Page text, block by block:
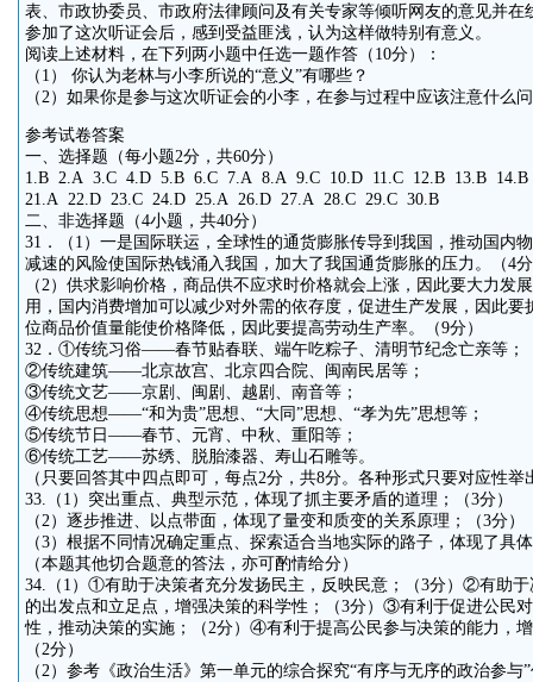
表、市政协委员、市政府法律顾问及有关专家等倾听网友的意见并在
参加了这次听证会后，感到受益匪浅，认为这样做特别有意义。
阅读上述材料，在下列两小题中任选一题作答（10分）：
（1） 你认为老林与小李所说的“意义”有哪些？
（2）如果你是参与这次听证会的小李，在参与过程中应该注意什么
参考试卷答案
一、选择题（每小题2分，共60分）
1.B 2.A 3.C 4.D 5.B 6.C 7.A 8.A 9.C 10.D 11.C 12.B 13.B
21.A 22.D 23.C 24.D 25.A 26.D 27.A 28.C 29.C 30.B
二、非选择题（4小题，共40分）
31．（1）一是国际联运，全球性的通货膨胀传导到我国，推动国内
减速的风险使国际热钱涌入我国，加大了我国通货膨胀的压力。（4
（2）供求影响价格，商品供不应求时价格就会上涨，因此要大力发
用，国内消费增加可以减少对外需的依存度，促进生产发展，因此
位商品价值量能使价格降低，因此要提高劳动生产率。（9分）
32．①传统习俗——春节贴春联、端午吃粽子、清明节纪念亡亲等；
②传统建筑——北京故宫、北京四合院、闽南民居等；
③传统文艺——京剧、闽剧、越剧、南音等；
④传统思想——“和为贵”思想、“大同”思想、“孝为先”思想等；
⑤传统节日——春节、元宵、中秋、重阳等；
⑥传统工艺——苏绣、脱胎漆器、寿山石雕等。
（只要回答其中四点即可，每点2分，共8分。各种形式只要对应性
33.（1）突出重点、典型示范，体现了抓主要矛盾的道理；（3分）
（2）逐步推进、以点带面，体现了量变和质变的关系原理；（3分）
（3）根据不同情况确定重点、探索适合当地实际的路子，体现了具
（本题其他切合题意的答法，亦可酌情给分）
34.（1）①有助于决策者充分发扬民主，反映民意；（3分）②有助
的出发点和立足点，增强决策的科学性；（3分）③有利于促进公民
性，推动决策的实施；（2分）④有利于提高公民参与决策的能力，
（2分）
（2）参考《政治生活》第一单元的综合探究“有序与无序的政治参